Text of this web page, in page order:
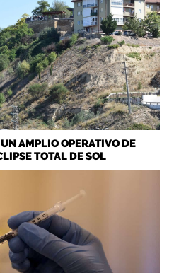
AMPLIO OPERATIVO DE
TOTAL DE SOL